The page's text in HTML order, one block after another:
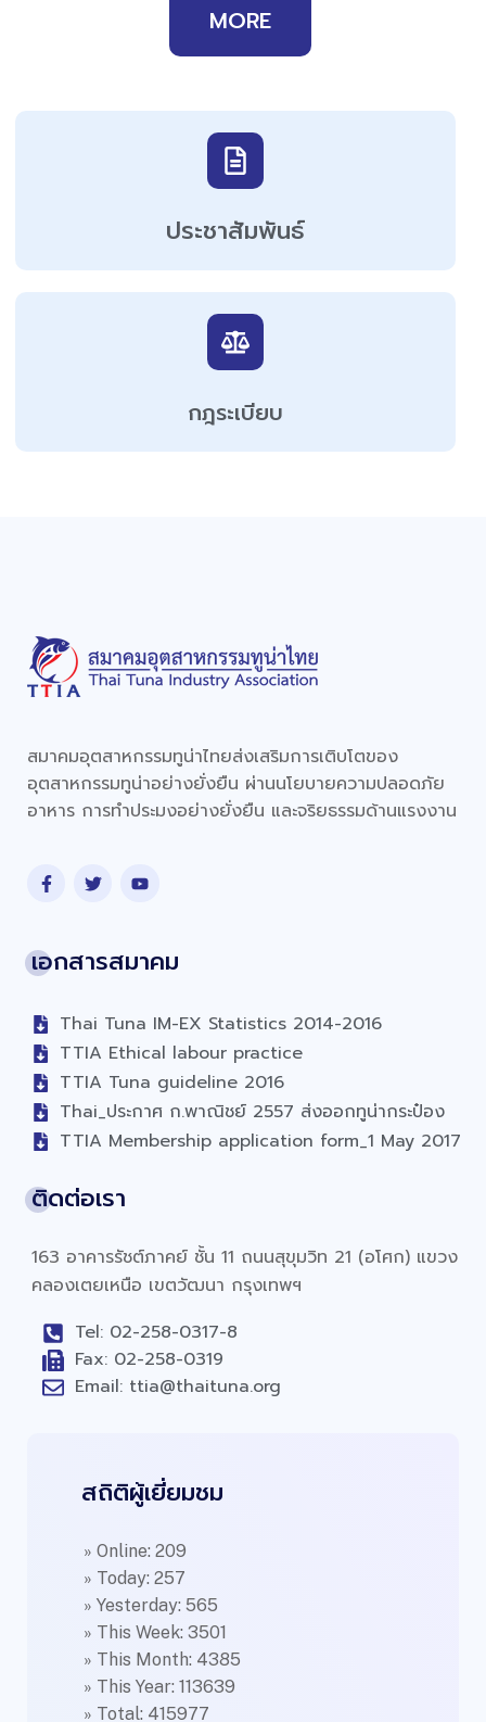
MORE
ประชาสัมพันธ์
กฎระเบียบ
สมาคมอุตสาหกรรมทูน่าไทยส่งเสริมการเติบโตของ
อุตสาหกรรมทูน่าอย่างยั่งยืน ผ่านนโยบายความปลอดภัย
อาหาร การทำประมงอย่างยั่งยืน และจริยธรรมด้านแรงงาน
เอกสารสมาคม
Thai Tuna IM-EX Statistics 2014-2016
TTIA Ethical labour practice
TTIA Tuna guideline 2016
Thai_ประกาศ ก.พาณิชย์ 2557 ส่งออกทูน่ากระป๋อง
TTIA Membership application form_1 May 2017
ติดต่อเรา
163 อาคารรัชต์ภาคย์ ชั้น 11 ถนนสุขุมวิท 21 (อโศก) แขวง
คลองเตยเหนือ เขตวัฒนา กรุงเทพฯ
Tel: 02-258-0317-8
Fax: 02-258-0319
Email: ttia@thaituna.org
สถิติผู้เยี่ยมชม
» Online: 209
» Today: 257
» Yesterday: 565
» This Week: 3501
» This Month: 4385
» This Year: 113639
» Total: 415977